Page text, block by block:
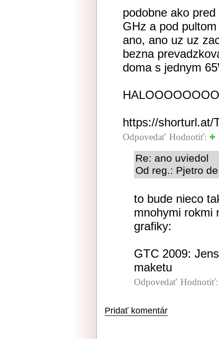
podobne ako
GHz a pod
ano, ano uz uz
bezna
doma s jednym
https://shorturl.at/
Odpovedať Hodnotiť:
Re: ano uviedol
Od reg.: Pjetro
to bude nieco
mnohymi rokmi
grafiky:
GTC 2009:
maketu
Odpovedať
Pridať komentár